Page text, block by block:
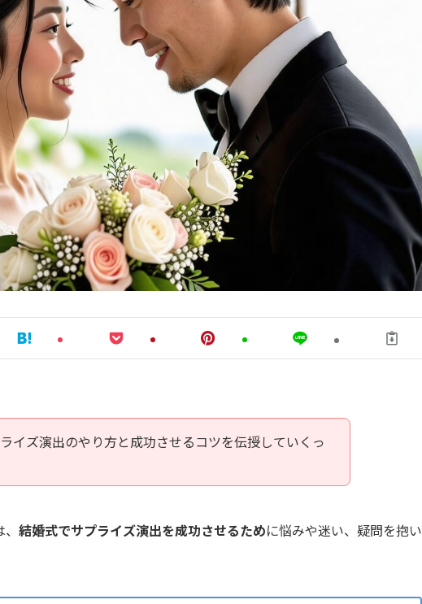
イズ演出のやり方と成功させるコツを伝授していくっ
結婚式でサプライズ演出を成功させるために悩みや迷い、疑問を抱い